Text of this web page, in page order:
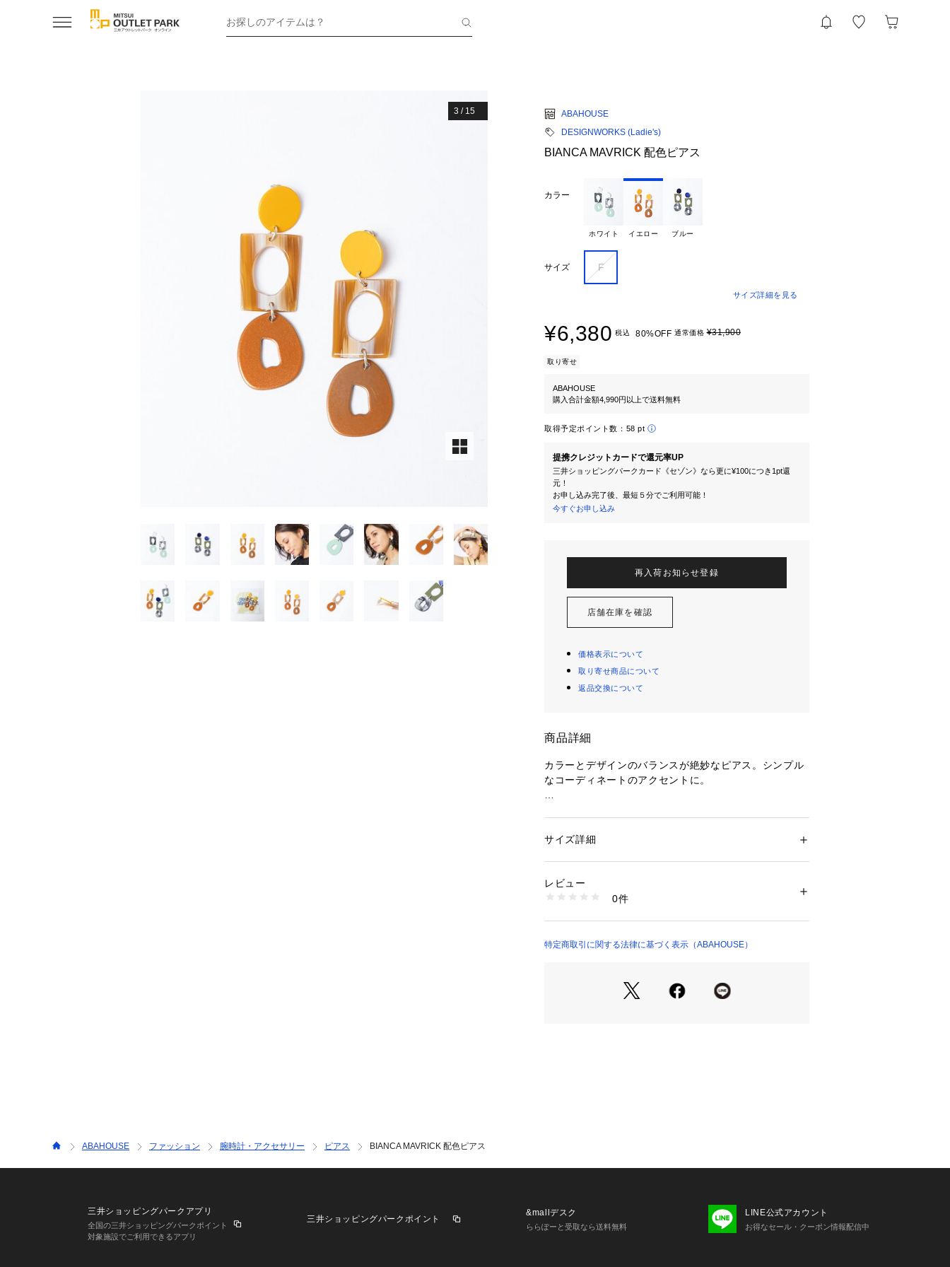
お探しのアイテムは？
3 / 15
ABAHOUSE
DESIGNWORKS (Ladie's)
BIANCA MAVRICK 配色ピアス
カラー
ホワイト イエロー ブルー
サイズ F
サイズ詳細を見る
¥6,380 税込 80%OFF 通常価格¥31,900
取り寄せ
ABAHOUSE
購入合計金額4,990円以上で送料無料
取得予定ポイント数： 58 pt
提携クレジットカードで還元率UP
三井ショッピングパークカード《セゾン》なら更に¥100につき1pt還
元！
お申し込み完了後、最短５分でご利用可能！
今すぐお申し込み
再入荷お知らせ登録
店舗在庫を確認
価格表示について
取り寄せ商品について
返品交換について
商品詳細
カラーとデザインのバランスが絶妙なピアス。シンプル
なコーディネートのアクセントに。
性別：レディース
商品番号：
35382063019 （ショップ）
サイズ詳細
レビュー
0件
特定商取引に関する法律に基づく表示（ABAHOUSE）
ABAHOUSE ファッション 腕時計・アクセサリー ピアス BIANCA MAVRICK 配色ピアス
三井ショッピングパークアプリ
全国の三井ショッピングパークポイント
対象施設でご利用できるアプリ
三井ショッピングパークポイント
&mallデスク
ららぽーと受取なら送料無料
LINE公式アカウント
お得なセール・クーポン情報配信中